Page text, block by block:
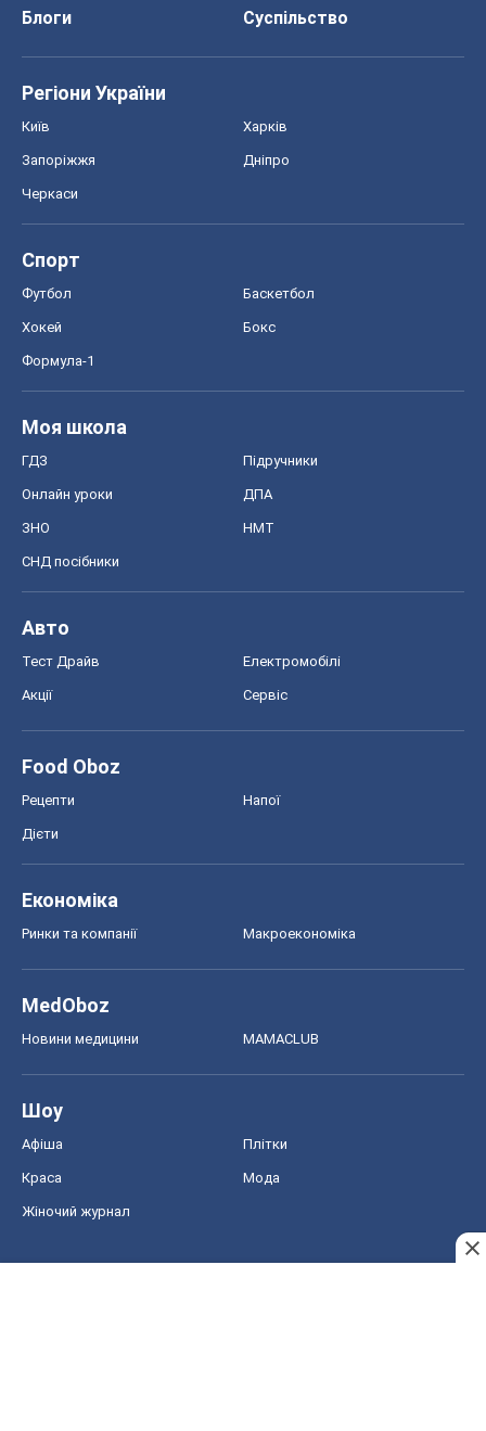
Блоги
Суспільство
Регіони України
Київ Харків
Запоріжжя Дніпро
Черкаси
Спорт
Футбол Баскетбол
Хокей Бокс
Формула-1
Моя школа
ГДЗ Підручники
Онлайн уроки ДПА
ЗНО НМТ
СНД посібники
Авто
Тест Драйв Електромобілі
Акції Сервіс
Food Oboz
Рецепти Напої
Дієти
Економіка
Ринки та компанії Макроекономіка
MedOboz
Новини медицини MAMACLUB
Шоу
Афіша Плітки
Краса Мода
Жіночий журнал